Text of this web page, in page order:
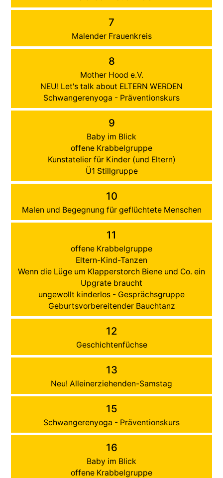
7
Malender Frauenkreis
8
Mother Hood e.V.
NEU! Let's talk about ELTERN WERDEN
Schwangerenyoga - Präventionskurs
9
Baby im Blick
offene Krabbelgruppe
Kunstatelier für Kinder (und Eltern)
Ü1 Stillgruppe
10
Malen und Begegnung für geflüchtete Menschen
11
offene Krabbelgruppe
Eltern-Kind-Tanzen
Wenn die Lüge um Klapperstorch Biene und Co. ein
Upgrate braucht
ungewollt kinderlos - Gesprächsgruppe
Geburtsvorbereitender Bauchtanz
12
Geschichtenfüchse
13
Neu! Alleinerziehenden-Samstag
15
Schwangerenyoga - Präventionskurs
16
Baby im Blick
offene Krabbelgruppe